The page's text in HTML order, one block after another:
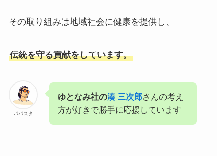
その取り組みは地域社会に健康を提供し、
伝統を守る貢献をしています。
パパスタ
ゆとなみ社の湊 三次郎さんの考え
方が好きで勝手に応援しています